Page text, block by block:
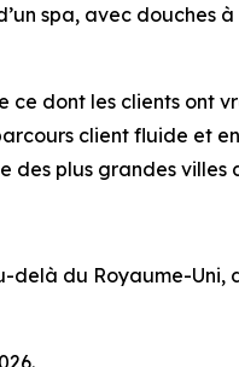
spa, avec douches
ce dont les clients ont
client fluide et
plus grandes villes
du Royaume-Uni,